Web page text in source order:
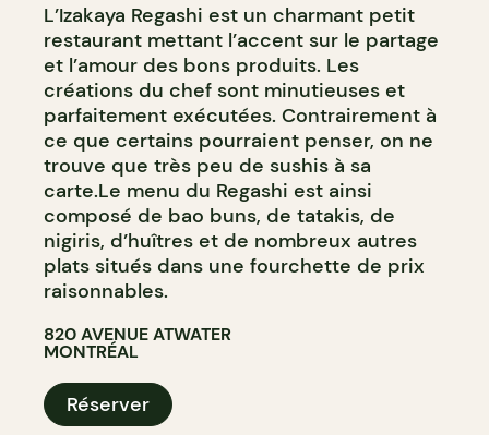
L’Izakaya Regashi est un charmant petit
restaurant mettant l’accent sur le partage
et l’amour des bons produits. Les
créations du chef sont minutieuses et
parfaitement exécutées. Contrairement à
ce que certains pourraient penser, on ne
trouve que très peu de sushis à sa
carte.Le menu du Regashi est ainsi
composé de bao buns, de tatakis, de
nigiris, d’huîtres et de nombreux autres
plats situés dans une fourchette de prix
raisonnables.
820 AVENUE ATWATER
MONTRÉAL
Réserver